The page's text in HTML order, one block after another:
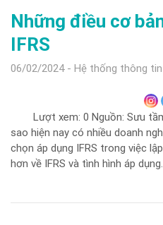
Những điều cơ
IFRS
06/02/2024 Hệ thống thông tin
Lượt xem: 0 Nguồn: Sưu tầm
sao hiện nay có nhiều doanh
chọn áp dụng IFRS trong việc
hơn về IFRS và tình hình áp dụng…